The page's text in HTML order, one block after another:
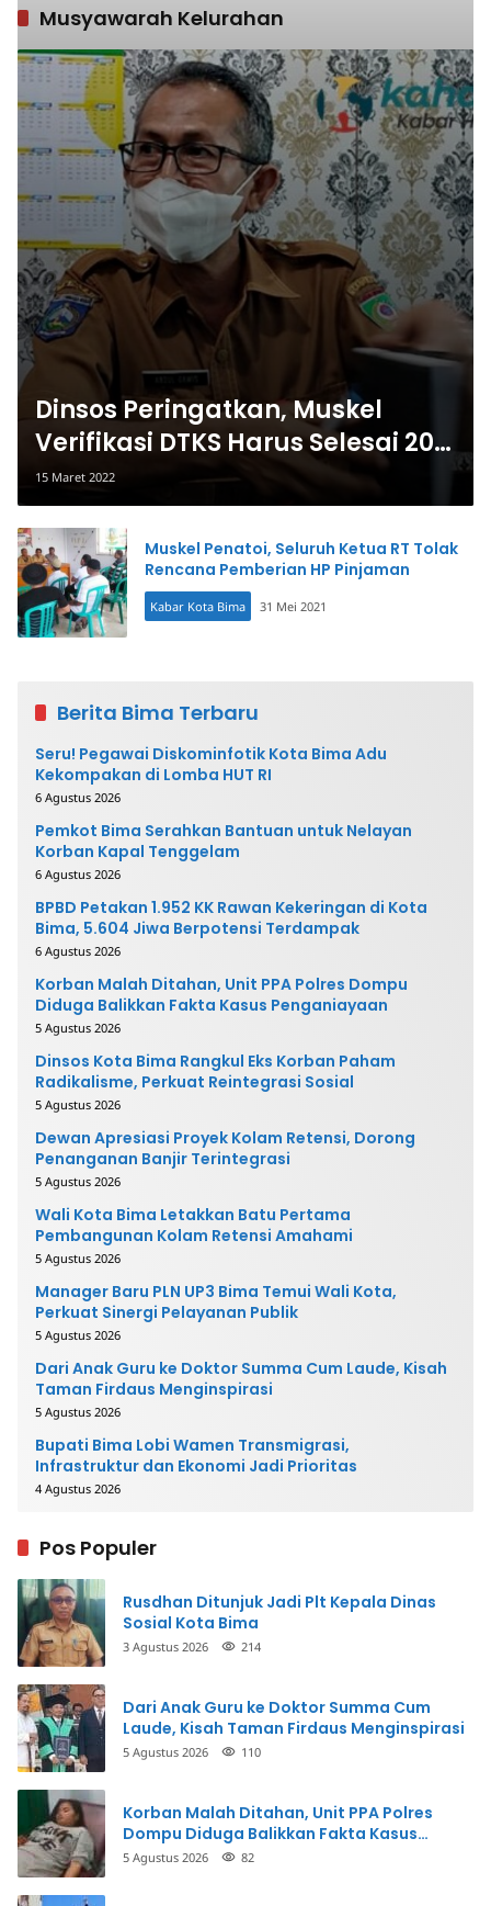
Musyawarah Kelurahan
Dinsos Peringatkan, Muskel
Verifikasi DTKS Harus Selesai 20
Maret 2022
15 Maret 2022
Muskel Penatoi, Seluruh Ketua RT Tolak
Rencana Pemberian HP Pinjaman
Kabar Kota Bima 31 Mei 2021
Berita Bima Terbaru
Seru! Pegawai Diskominfotik Kota Bima Adu
Kekompakan di Lomba HUT RI
6 Agustus 2026
Pemkot Bima Serahkan Bantuan untuk Nelayan
Korban Kapal Tenggelam
6 Agustus 2026
BPBD Petakan 1.952 KK Rawan Kekeringan di Kota
Bima, 5.604 Jiwa Berpotensi Terdampak
6 Agustus 2026
Korban Malah Ditahan, Unit PPA Polres Dompu
Diduga Balikkan Fakta Kasus Penganiayaan
5 Agustus 2026
Dinsos Kota Bima Rangkul Eks Korban Paham
Radikalisme, Perkuat Reintegrasi Sosial
5 Agustus 2026
Dewan Apresiasi Proyek Kolam Retensi, Dorong
Penanganan Banjir Terintegrasi
5 Agustus 2026
Wali Kota Bima Letakkan Batu Pertama
Pembangunan Kolam Retensi Amahami
5 Agustus 2026
Manager Baru PLN UP3 Bima Temui Wali Kota,
Perkuat Sinergi Pelayanan Publik
5 Agustus 2026
Dari Anak Guru ke Doktor Summa Cum Laude, Kisah
Taman Firdaus Menginspirasi
5 Agustus 2026
Bupati Bima Lobi Wamen Transmigrasi,
Infrastruktur dan Ekonomi Jadi Prioritas
4 Agustus 2026
Pos Populer
Rusdhan Ditunjuk Jadi Plt Kepala Dinas
Sosial Kota Bima
3 Agustus 2026 214
Dari Anak Guru ke Doktor Summa Cum
Laude, Kisah Taman Firdaus Menginspirasi
5 Agustus 2026 110
Korban Malah Ditahan, Unit PPA Polres
Dompu Diduga Balikkan Fakta Kasus
Penganiayaan
5 Agustus 2026 82